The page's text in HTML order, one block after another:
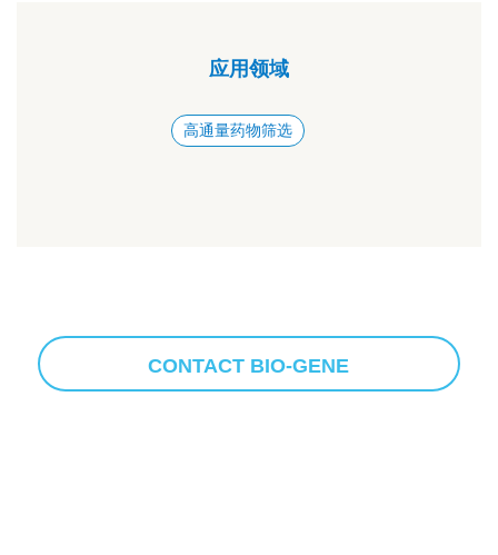
速的 PyroGene™ 内毒素检测
384孔高通量细胞能量代谢分析BMG CLARIOstar助
共计：7页, 194篇相关新闻, 30篇相关新闻/页, 当前页：1
|下一页 最后页 |